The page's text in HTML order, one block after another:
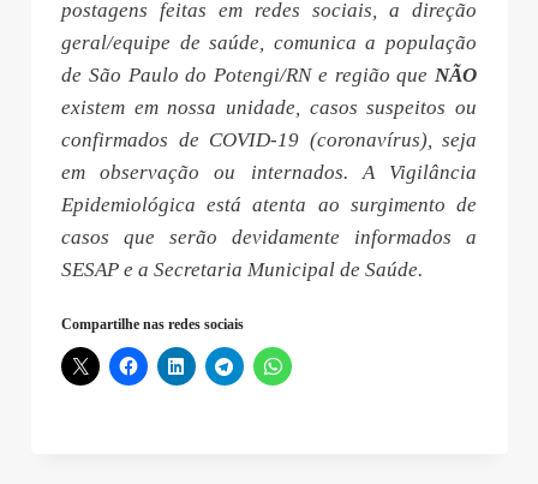
postagens feitas em redes sociais, a direção
geral/equipe de saúde, comunica a população
de São Paulo do Potengi/RN e região que NÃO
existem em nossa unidade, casos suspeitos ou
confirmados de COVID-19 (coronavírus), seja
em observação ou internados. A Vigilância
Epidemiológica está atenta ao surgimento de
casos que serão devidamente informados a
SESAP e a Secretaria Municipal de Saúde.
Compartilhe nas redes sociais